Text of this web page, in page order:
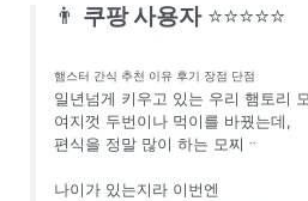
👨 쿠팡 사용자 ⭐⭐⭐⭐⭐
햄스터 간식 추천 이유 후기 장점 단점
일년넘게 키우고 있는 우리 햄토리
여지껏 두번이나 먹이를 바꿨는데,
편식을 정말 많이 하는 모찌ᆢ
나이가 있는지라 이번엔